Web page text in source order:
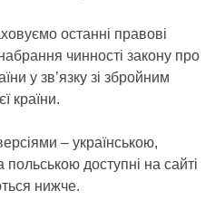
останні правові
чинності закону про
у зв’язку зі збройним
країни.
– українською,
польською доступні на сайті
нижче.